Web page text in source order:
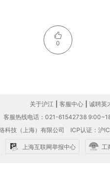
0
关于沪江 客服中心
诚聘英
客服热线电话：021-61542738
科技（上海）有限公司 ICP认证：沪
上海互联网举报中心 工